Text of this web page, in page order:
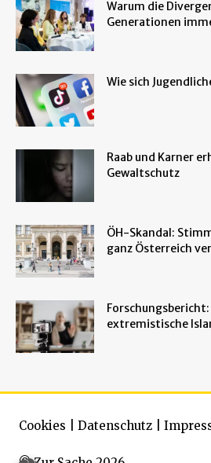
Warum die
Generationen
Wie sich
Raab und Karner
Gewaltschutz
ÖH-Skandal:
ganz Österreich
extremistische
Cookies Datenschutz